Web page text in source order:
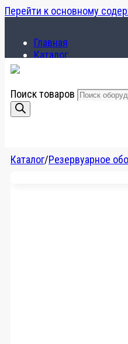
Перейти к основному
Главная
Каталог
Поиск товаров
Каталог/Резервуарное